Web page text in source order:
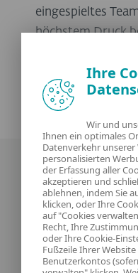
eingespieltes
höchstem Druck
Unsere Experten
Was ist
Ihre
Wir und
Ihnen ein optimales
Datenverkehr
personalisierten
der Erfassung aller
akzeptieren und
ablehnen, indem Sie
klicken, oder Ihre
auf "Cookies
Recht, Ihre
oder Ihre Cookie-
Fußzeile Ihrer
Benutzerkontos